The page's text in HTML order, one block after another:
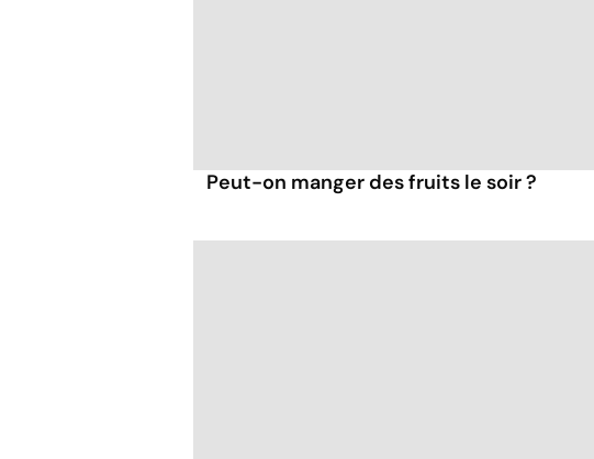
Peut-on manger des fruits le soir ?